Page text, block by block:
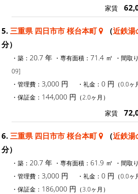
家賃
5. 三重県 四日市市 桜台本町 （近鉄湯
分）
・築： 20.7 年 ・専有面積： 71.4 ㎡ ・間取
09]
・管理費： 3,000 円 ・礼金： 0 円 （0.0ヶ
・保証金： 144,000 円 （2.0ヶ月）
家賃
6. 三重県 四日市市 桜台本町 （近鉄湯
分）
・築： 20.7 年 ・専有面積： 61.9 ㎡ ・間取
・管理費： 3,000 円 ・礼金： 0 円 （0.0ヶ
・保証金： 186,000 円 （3.0ヶ月）